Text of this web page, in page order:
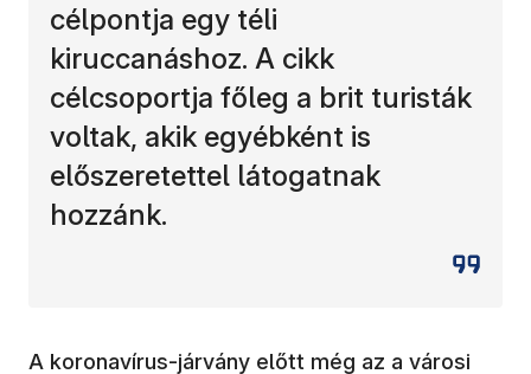
célpontja egy téli
kiruccanáshoz. A cikk
célcsoportja főleg a brit turisták
voltak, akik egyébként is
előszeretettel látogatnak
hozzánk.
A koronavírus-járvány előtt még az a városi